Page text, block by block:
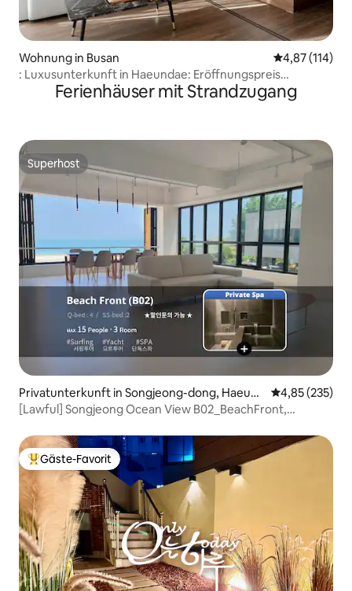
Wohnung in Busan
4,87 (114)
: Luxusunterkunft in Haeundae: Eröffnungspreis
#Haeundae-Bahnhof #Bahnhofsgebiet #BEXCO #1
Ferienhäuser mit Strandzugang
Superhost
Superhost
Privatunterkunft in Songjeong-dong, Haeund
ae
4,85 (235)
[Lawful] Songjeong Ocean View B02_BeachFront,
Beliebter Gäste-Favorit.
Gäste-Favorit